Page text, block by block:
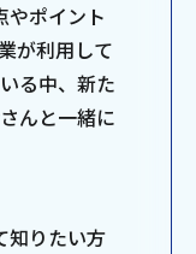
ポイント
が利用して
る中、新た
んと一緒に
知りたい方